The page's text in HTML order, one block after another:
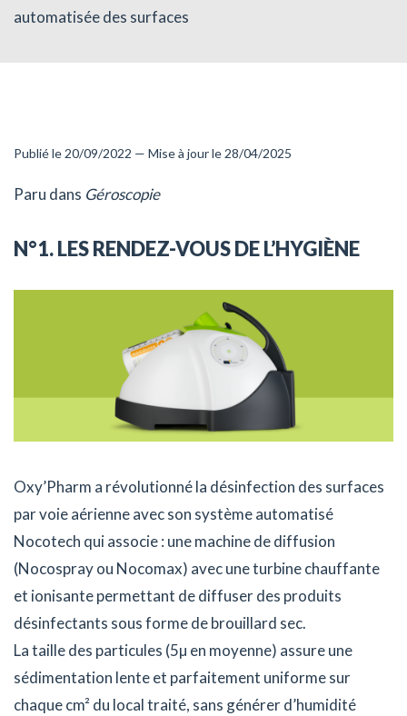
automatisée des surfaces
Publié le 20/09/2022 — Mise à jour le 28/04/2025
Paru dans Géroscopie
N°1. LES RENDEZ-VOUS DE L’HYGIÈNE
Oxy’Pharm a révolutionné la désinfection des surfaces
par voie aérienne avec son système automatisé
Nocotech qui associe : une machine de diffusion
(Nocospray ou Nocomax) avec une turbine chauffante
et ionisante permettant de diffuser des produits
désinfectants sous forme de brouillard sec.
La taille des particules (5µ en moyenne) assure une
sédimentation lente et parfaitement uniforme sur
chaque cm² du local traité, sans générer d’humidité